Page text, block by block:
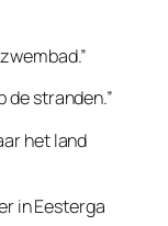
de stranden.”
het land
in Eesterga